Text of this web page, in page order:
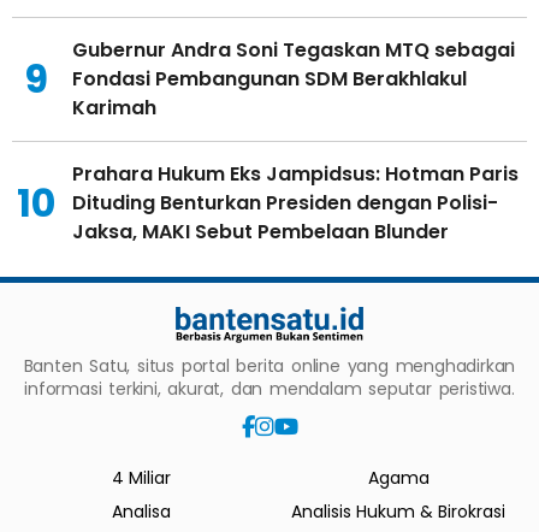
9
Gubernur Andra Soni Tegaskan MTQ sebagai
Fondasi Pembangunan SDM Berakhlakul
Karimah
10
Prahara Hukum Eks Jampidsus: Hotman Paris
Dituding Benturkan Presiden dengan Polisi-
Jaksa, MAKI Sebut Pembelaan Blunder
Banten Satu, situs portal berita online yang menghadirkan
informasi terkini, akurat, dan mendalam seputar peristiwa.
4 Miliar
Agama
Analisa
Analisis Hukum & Birokrasi